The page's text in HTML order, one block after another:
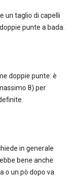
un taglio di capelli
punte a bada.
doppie punte: è
8) per
in generale
bene anche
o un pò dopo va